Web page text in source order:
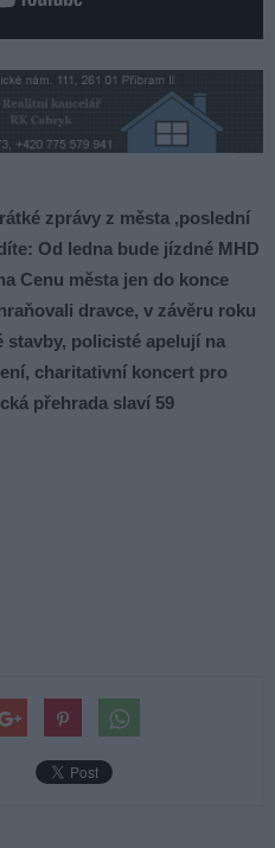
zprávy z města ,poslední
Od ledna bude jízdné MHD
Cenu města jen do konce
dravce, v závěru roku
stavby, policisté apelují na
charitativní koncert pro
přehrada slaví 59